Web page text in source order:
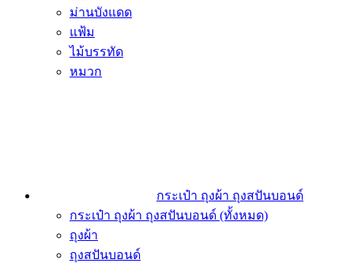
ม่านบังแดด
แฟ้ม
ไม้บรรทัด
หมวก
กระเป๋า ถุงผ้า ถุงสปันบอนด์
กระเป๋า ถุงผ้า ถุงสปันบอนด์ (ทั้งหมด)
ถุงผ้า
ถุงสปันบอนด์